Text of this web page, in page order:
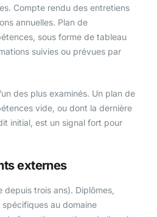
Compte rendu des entretiens
annuelles. Plan de
sous forme de tableau
suivies ou prévues par
des plus examinés. Un plan de
vide, ou dont la dernière
initial, est un signal fort pour
externes
trois ans). Diplômes,
au domaine